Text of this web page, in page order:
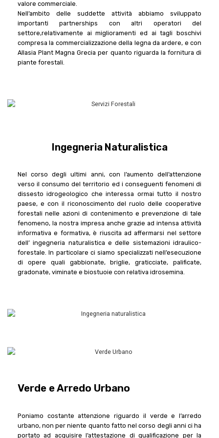
valore commerciale.
Nell’ambito delle suddette attività abbiamo sviluppato
importanti partnerships con altri operatori del
settore,relativamente ai miglioramenti ed ai tagli boschivi
compresa la commercializzazione della legna da ardere, e con
Allasia Plant Magna Grecia per quanto riguarda la fornitura di
piante forestali.
Ingegneria Naturalistica
Nel corso degli ultimi anni, con l’aumento dell’attenzione
verso il consumo del territorio ed i conseguenti fenomeni di
dissesto idrogeologico che interessa ormai tutto il nostro
paese, e con il riconoscimento del ruolo delle cooperative
forestali nelle azioni di contenimento e prevenzione di tale
fenomeno, la nostra impresa anche grazie ad intensa attività
informativa e formativa, è riuscita ad affermarsi nel settore
dell’ ingegneria naturalistica e delle sistemazioni idraulico-
forestale. In particolare ci siamo specializzati nell’esecuzione
di opere quali gabbionate, briglie, graticciate, palificate,
gradonate, viminate e biostuoie con relativa idrosemina.
Verde e Arredo Urbano
Poniamo costante attenzione riguardo il verde e l’arredo
urbano, non per niente quanto fatto nel corso degli anni ci ha
portato ad acquisire l’attestazione di qualificazione per la